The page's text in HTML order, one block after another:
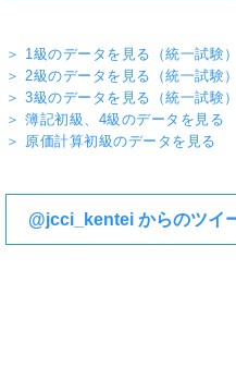
2021年4月～2022年3月
2020年12月～2021年3月
＞ 1級のデータを見る（統一試験）
＞ 2級のデータを見る（統一試験）
＞ 3級のデータを見る（統一試験）
＞ 簿記初級、4級のデータを見る
＞ 原価計算初級のデータを見る
@jcci_kentei からのツイ